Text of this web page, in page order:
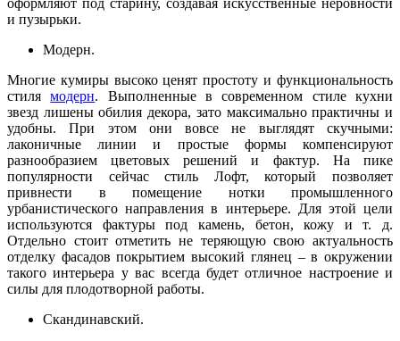
оформляют под старину, создавая искусственные неровности
и пузырьки.
Модерн.
Многие кумиры высоко ценят простоту и функциональность
стилямодерн. Выполненные в современном стиле кухни
звезд лишены обилия декора, зато максимально практичны и
удобны. При этом они вовсе не выглядят скучными:
лаконичные линии и простые формы компенсируют
разнообразием цветовых решений и фактур. На пике
популярности сейчас стиль Лофт, который позволяет
привнести в помещение нотки промышленного
урбанистического направления в интерьере. Для этой цели
используются фактуры под камень, бетон, кожу и т. д.
Отдельно стоит отметить не теряющую свою актуальность
отделку фасадов покрытием высокий глянец – в окружении
такого интерьера у вас всегда будет отличное настроение и
силы для плодотворной работы.
Скандинавский.